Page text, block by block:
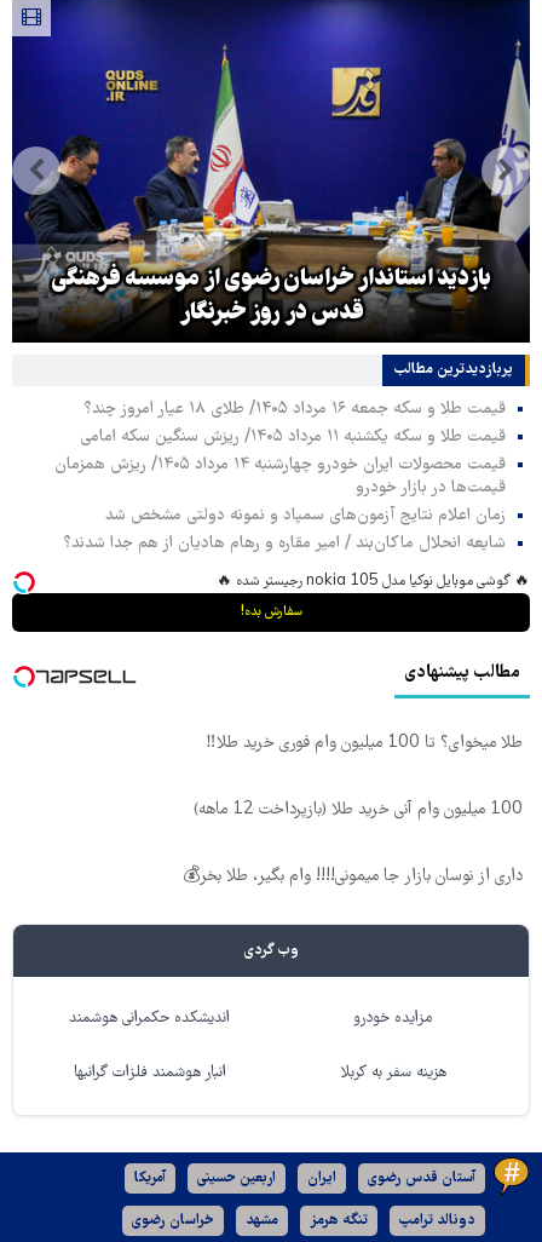
بازدید استاندار خراسان رضوی از موسسه فرهنگی
قدس در روز خبرنگار
پربازدیدترین‌ مطالب
قیمت طلا و سکه جمعه ۱۶ مرداد ۱۴۰۵/ طلای ۱۸ عیار امروز چند؟
قیمت طلا و سکه یکشنبه ۱۱ مرداد ۱۴۰۵/ ریزش سنگین سکه امامی
قیمت محصولات ایران خودرو چهارشنبه ۱۴ مرداد ۱۴۰۵/ ریزش همزمان
قیمت‌ها در بازار خودرو
زمان اعلام نتایج آزمون‌های سمپاد و نمونه دولتی مشخص شد
شایعه انحلال ماکان‌بند / امیر مقاره و رهام هادیان از هم جدا شدند؟
🔥 گوشی موبایل نوکیا مدل nokia 105 رجیستر شده 🔥
سفارش بده!
مطالب پیشنهادی
طلا میخوای؟ تا 100 میلیون وام فوری خرید طلا‼️
100 میلیون وام آنی خرید طلا (بازپرداخت 12 ماهه)
داری از نوسان بازار جا میمونی!!!! وام بگیر، طلا بخر💰
وب گردی
مزایده خودرو اندیشکده حکمرانی هوشمند
هزینه سفر به کربلا انبار هوشمند فلزات گرانبها
آستان قدس رضوی ایران اربعین حسینی آمریکا
دونالد ترامپ تنگه هرمز مشهد خراسان رضوی